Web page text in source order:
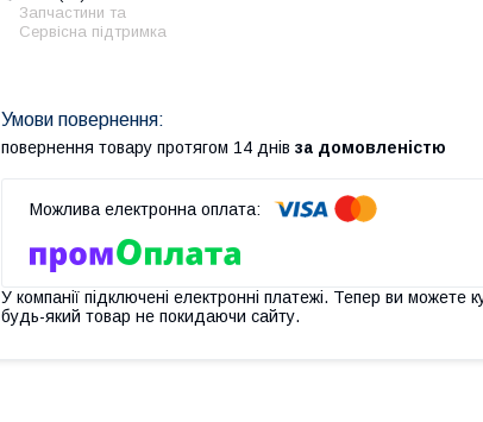
Запчастини та
Сервісна підтримка
повернення товару протягом 14 днів за домовленістю
У компанії підключені електронні платежі. Тепер ви можете
будь-який товар не покидаючи сайту.